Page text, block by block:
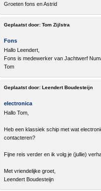
Groeten fons en Astrid
Geplaatst door: Tom Zijlstra
Fons
Hallo Leendert,
Fons is medewerker van Jachtwerf
Tom
Geplaatst door: Leendert Boudesteijn
electronica
Hallo Tom,
Heb een klassiek schip met wat
contacteren?
Fijne reis verder en ik volg je (jullie)
Met vriendelijke groet,
Leendert Boudesteijn